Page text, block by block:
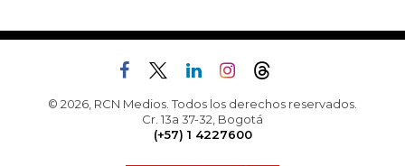
© 2026, RCN Medios. Todos los derechos reservados.
Cr. 13a 37-32, Bogotá
(+57) 1 4227600